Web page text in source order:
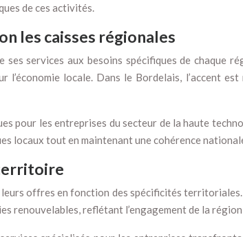
de ces activités.
les caisses régionales
services aux besoins spécifiques de chaque
l’économie locale. Dans le Bordelais, l’accent
pour les entreprises du secteur de la haute
locaux tout en maintenant une cohérence
offres en fonction des spécificités
renouvelables, reflétant l’engagement de la